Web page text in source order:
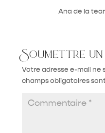
Ana de la
Soumettre
Votre adresse e-mail ne
champs obligatoires